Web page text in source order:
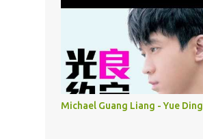
Michael Guang Liang - Yue Ding